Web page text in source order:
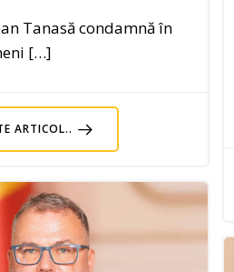
Tanasă condamnă în
[…]
ARTICOL..